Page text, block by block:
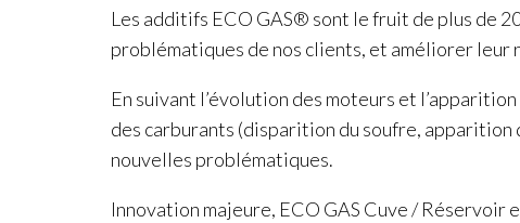
Les additifs ECO GAS® sont le fruit de plus de
problématiques de nos clients, et améliorer
En suivant l’évolution des moteurs et
des carburants (disparition du soufre, apparition
nouvelles problématiques.
Innovation majeure, ECO GAS Cuve /